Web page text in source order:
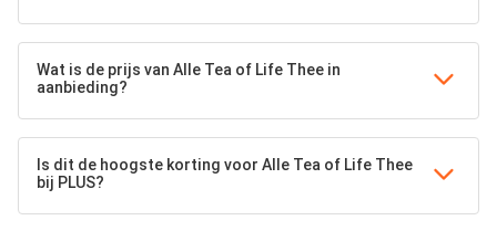
Wat is de prijs van Alle Tea of Life Thee in
aanbieding?
Is dit de hoogste korting voor Alle Tea of Life Thee
bij PLUS?